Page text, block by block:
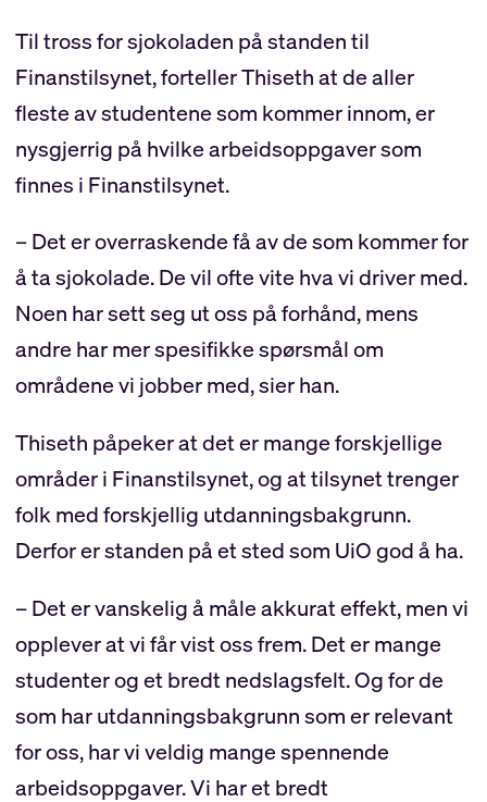
Til tross for sjokoladen på standen til
Finanstilsynet, forteller Thiseth at de aller
fleste av studentene som kommer innom, er
nysgjerrig på hvilke arbeidsoppgaver som
finnes i Finanstilsynet.
– Det er overraskende få av de som kommer for
å ta sjokolade. De vil ofte vite hva vi driver med.
Noen har sett seg ut oss på forhånd, mens
andre har mer spesifikke spørsmål om
områdene vi jobber med, sier han.
Thiseth påpeker at det er mange forskjellige
områder i Finanstilsynet, og at tilsynet trenger
folk med forskjellig utdanningsbakgrunn.
Derfor er standen på et sted som UiO god å ha.
– Det er vanskelig å måle akkurat effekt, men vi
opplever at vi får vist oss frem. Det er mange
studenter og et bredt nedslagsfelt. Og for de
som har utdanningsbakgrunn som er relevant
for oss, har vi veldig mange spennende
arbeidsoppgaver. Vi har et bredt